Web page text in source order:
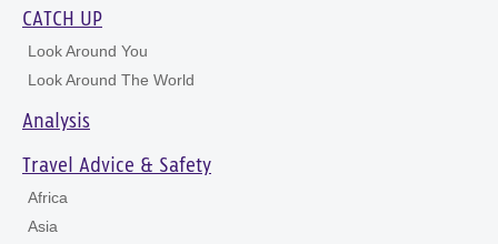
CATCH UP
Look Around You
Look Around The World
Analysis
Travel Advice & Safety
Africa
Asia